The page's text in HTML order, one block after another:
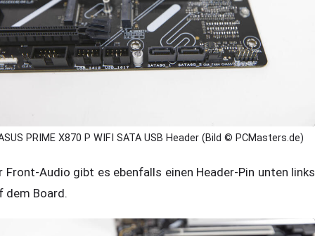
PRIME X870 P WIFI SATA USB Header (Bild © PCMasters.de)
Front-Audio gibt es ebenfalls einen Header-Pin unten links
dem Board.